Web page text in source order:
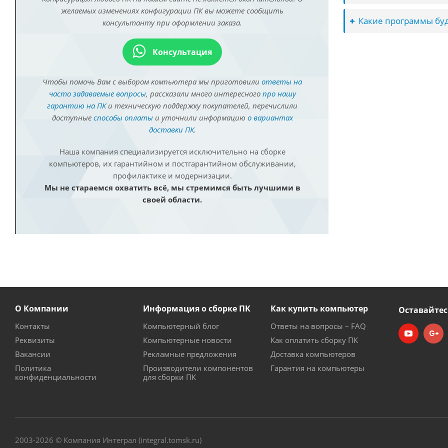
желаемых изменениях конфигурации ПК вы можете сообщить
консультанту при оформлении заказа.
Консультация
Чтобы помочь Вам с выбором компьютера мы приготовили ответы на
часто задаваемые вопросы, рассказали много интересного про нашу
гарантию на ПКи техническую поддержку покупателей, перечислили
доступные способы оплатыи уточнили информацию о вариантах
доставки ПК.
Наша компания специализируется исключительно на сборке
компьютеров, их гарантийном и постгарантийном обслуживании,
профилактике и модернизации.
Мы не стараемся охватить всё, мы стремимся быть лучшими в
своей области.
Какие программы
О Компании
Контакты
Реквизиты
Вакансии
Политика
конфиденциальности
Информация о сборке ПК
Компьютерный блог
Компьютерные новости
Рекламные предложения
Производители компонентов
для сборки ПК
Как купить компьютер
Ответы на вопросы – FAQ
Как оплатить сборку ПК
Доставка компьютеров
Гарантия на компьютеры
2003-2026 © Компания Интеграл (integral.tomsk.ru)